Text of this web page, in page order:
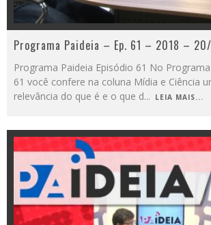
Programa Paideia – Ep. 61 – 2018 – 20/
Programa Paideia Episódio 61 No
61 você confere na coluna Mídia e Ciência
relevância do que é e o que d... LEIA MAIS...